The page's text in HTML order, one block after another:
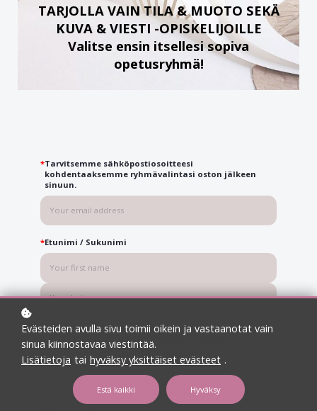
TARJOLLA VAIN TILA & MUOTO SEKÄ
KUVA & VIESTI -OPISKELIJOILLE
Valitse ensin itsellesi sopiva
opetusryhmä!
*Tarvitsemme sähköpostiosoitteesi
kohdentaaksemme ryhmävalintasi oston jälkeen
sinuun.
*Etunimi / Sukunimi
Valitse itsellesi sopiva
Liveverkkoryhmä.
TILA & MUOTO LIVEVERKKORYHMÄT
Evästeiden avulla sivu toimii oikein ja vastaanotat vain
sinua kiinnostavaa viestintää.
Lisätietoja tai hyväksy yksittäiset evästeet .
Estä kaikki Hyväksy